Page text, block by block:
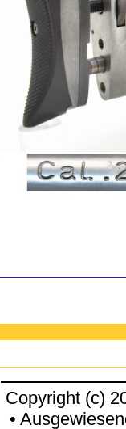
Copyright (c)
•